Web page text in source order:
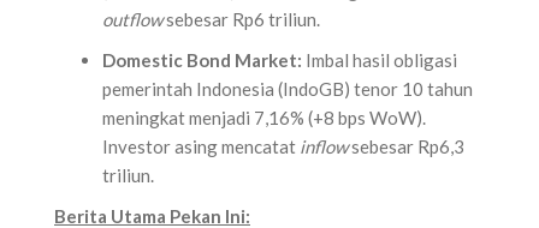
outflowsebesar Rp6 triliun.
Domestic Bond Market: Imbal hasil obligasi
pemerintah Indonesia (IndoGB) tenor 10 tahun
meningkat menjadi 7,16% (+8 bps WoW).
Investor asing mencatat inflowsebesar Rp6,3
triliun.
Berita Utama Pekan Ini: